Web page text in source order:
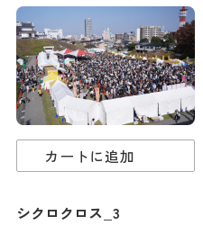
カートに追加
シクロクロス_3